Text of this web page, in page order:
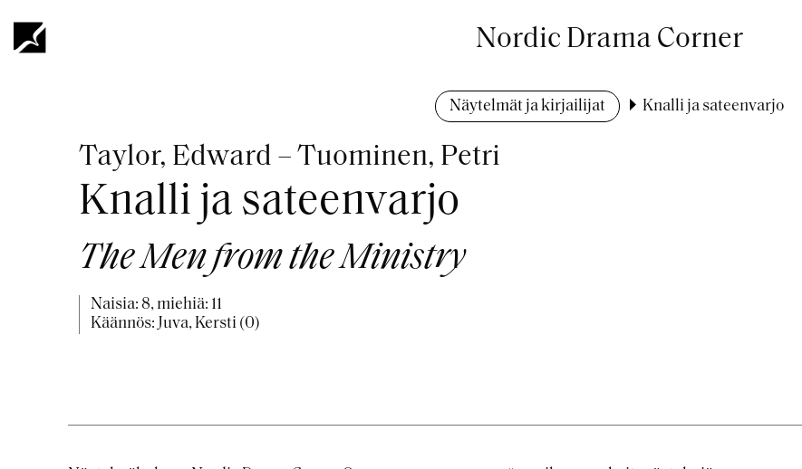
pääsisältöön
Nordic Drama Corner
Näytelmät ja kirjailijat Knalli ja sateenvarjo
Taylor, Edward – Tuominen, Petri
Knalli ja sateenvarjo
The Men from the Ministry
Naisia: 8, miehiä: 11
Käännös: Juva, Kersti (0)